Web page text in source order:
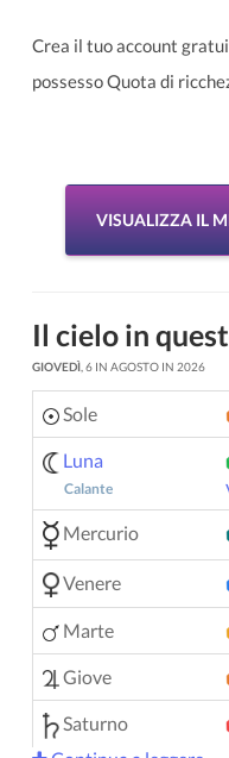
Crea il tuo account
possesso Quota di
VISUALIZZA IL
Il cielo in
GIOVEDÌ , 6 IN AGOSTO IN 2026
Sole
Luna
Calante
Mercurio
Venere
Marte
Giove
Saturno